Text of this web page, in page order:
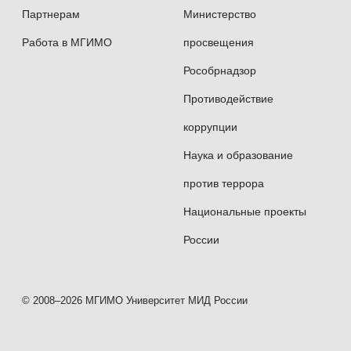
лингвиста и компетенциями выпускника
лингвистов-международников
по Собственному образовательному
стандарту МГИМО — в учебный план
международные отношения, мировая
экономика, международное право, мировая
Возможность участия
Партнерам
Работа в МГИМО
Министерство
просвещения
Рособрнадзор
Противодействие
коррупции
Наука и образование
против террора
Национальные проекты
России
© 2008–2026 МГИМО Университет МИД России